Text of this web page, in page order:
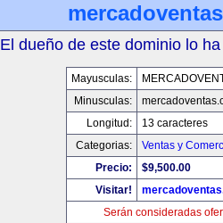
El dueño de este dominio lo
Mayusculas:
Minusculas:
Longitud:
13 caracteres
Categorias:
Ventas y
Precio:
$9,500.00
Visitar!
Serán consideradas